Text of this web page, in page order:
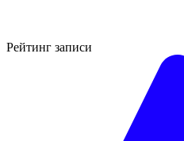
Рейтинг записи